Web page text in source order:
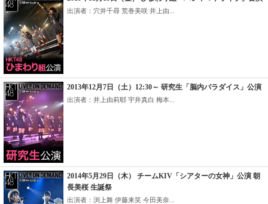
出演者：穴井千尋 荒巻美咲 井上由...
2013年12月7日（土）12:30～ 研究生「脳内パラダイス」公演
出演者：井上由莉耶 宇井真白 梅本...
2014年5月29日（木） チームKIV「シアターの女神」公演 朝
長美桜 生誕祭
出演者：渕上舞 伊藤来笑 今田美奈...